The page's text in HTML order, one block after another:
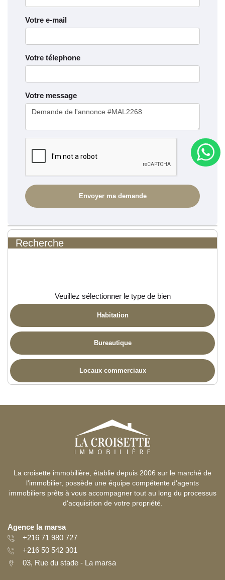
Votre e-mail
Votre télephone
Votre message
Recherche
Veuillez sélectionner le type de bien
Habitation
Bureautique
Locaux commerciaux
La croisette immobilière, établie depuis 2006 sur le marché de
l'immobilier, possède une équipe compétente d'agents
immobiliers prêts à vous accompagner tout au long du processus
d'acquisition de votre propriété.
Agence la marsa
+216 71 980 727
+216 50 542 301
03, Rue du stade - La marsa